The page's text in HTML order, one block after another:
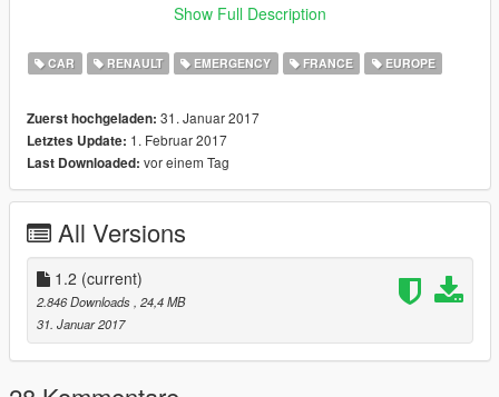
BON JEU ;)
- LODs distance corrigé le véhicule ne disparait plus du tout
- debug de quelque texture !
- correction de collision pare choc avant
Show Full Description
CAR RENAULT EMERGENCY FRANCE EUROPE
Zuerst hochgeladen: 31. Januar 2017
Letztes Update: 1. Februar 2017
Last Downloaded: vor einem Tag
All Versions
1.2 (current)
2.846 Downloads , 24,4 MB
31. Januar 2017